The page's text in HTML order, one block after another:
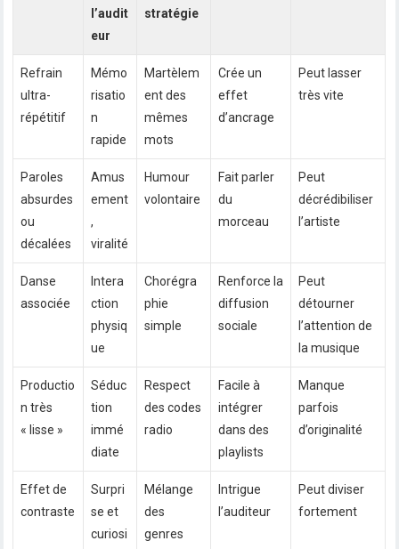
l’audit
eur
stratégie
Refrain
ultra-
répétitif
Mémo
risatio
n
rapide
Martèlem
ent des
mêmes
mots
Crée un
effet
d’ancrage
Peut lasser
très vite
Paroles
absurdes
ou
décalées
Amus
ement
,
viralité
Humour
volontaire
Fait parler
du
morceau
Peut
décrédibiliser
l’artiste
Danse
associée
Intera
ction
physiq
ue
Chorégra
phie
simple
Renforce la
diffusion
sociale
Peut
détourner
l’attention de
la musique
Productio
n très
« lisse »
Séduc
tion
immé
diate
Respect
des codes
radio
Facile à
intégrer
dans des
playlists
Manque
parfois
d’originalité
Effet de
contraste
Surpri
se et
curiosi
Mélange
des
genres
Intrigue
l’auditeur
Peut diviser
fortement